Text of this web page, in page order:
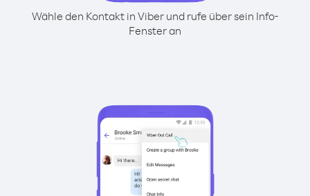
Wähle den Kontakt in Viber und rufe über sein Info-
Fenster an